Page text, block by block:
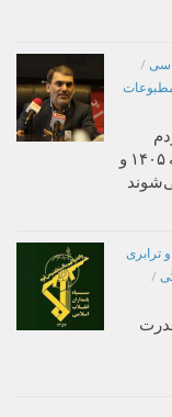
/
تربت حیدریه در مجلس شورای اسلامی : بودجه ۱۴۰۵ و
و ترابری
/